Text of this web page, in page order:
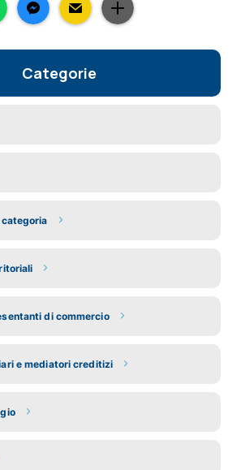
Categorie
di commercio
e mediatori creditizi